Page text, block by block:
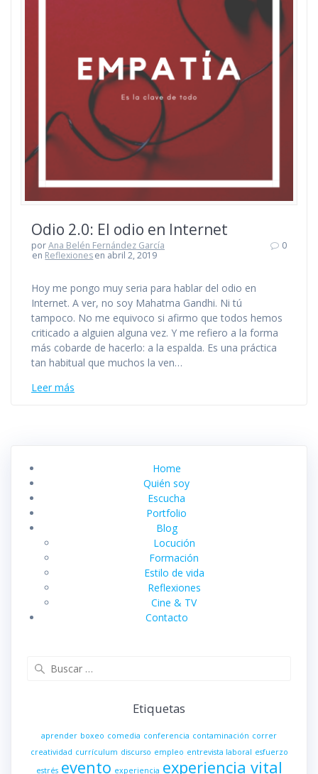
Odio 2.0: El odio en Internet
porAna Belén Fernández García
en Reflexionesen abril 2, 2019
0
Hoy me pongo muy seria para hablar del odio en
Internet. A ver, no soy Mahatma Gandhi. Ni tú
tampoco. No me equivoco si afirmo que todos hemos
criticado a alguien alguna vez. Y me refiero a la forma
más cobarde de hacerlo: a la espalda. Es una práctica
tan habitual que muchos la ven…
Leer más
Home
Quién soy
Escucha
Portfolio
Blog
Locución
Formación
Estilo de vida
Reflexiones
Cine & TV
Contacto
Etiquetas
aprender boxeo comedia conferencia contaminación correr
creatividad currículum discurso empleo entrevista laboral esfuerzo
estrés evento experiencia experiencia vital